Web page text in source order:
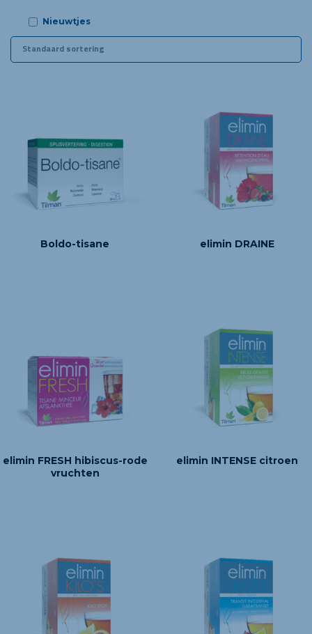
Nieuwtjes
Boldo-tisane elimin DRAINE
elimin FRESH hibiscus-rode
vruchten
elimin INTENSE citroen